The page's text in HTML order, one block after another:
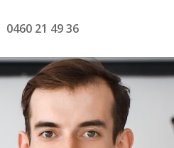
0460 21 49 36